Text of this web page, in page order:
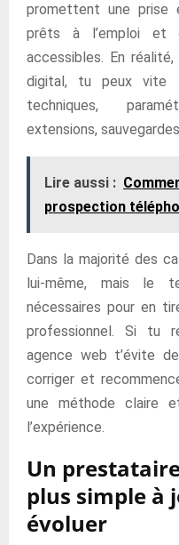
promettent une prise
prêts à l’emploi et
accessibles. En
digital, tu peux vite
techniques,
extensions,
Lire aussi :
prospection
Dans la majorité des
lui-même, mais le
nécessaires pour en
professionnel. Si tu
agence web t’évite
corriger et
une méthode claire
l’expérience.
Un
plus simple à
évoluer